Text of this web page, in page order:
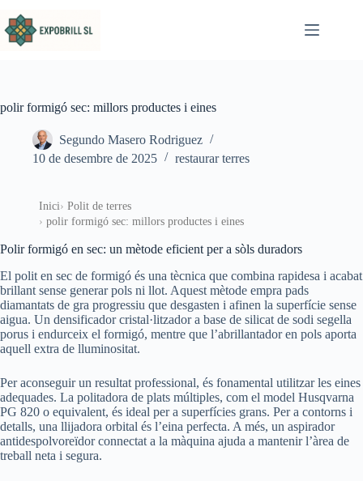
polir formigó sec: millors productes i eines
Segundo Masero Rodriguez
10 de desembre de 2025
restaurar terres
Inici
Polit de terres
polir formigó sec: millors productes i eines
Polir formigó en sec: un mètode eficient per a sòls duradors
El polit en sec de formigó és una tècnica que combina rapidesa i acabat
brillant sense generar pols ni llot. Aquest mètode empra pads
diamantats de gra progressiu que desgasten i afinen la superfície sense
aigua. Un densificador cristal·litzador a base de silicat de sodi segella
porus i endurceix el formigó, mentre que l’abrillantador en pols aporta
aquell extra de lluminositat.
Per aconseguir un resultat professional, és fonamental utilitzar les eines
adequades. La politadora de plats múltiples, com el model Husqvarna
PG 820 o equivalent, és ideal per a superfícies grans. Per a contorns i
detalls, una llijadora orbital és l’eina perfecta. A més, un aspirador
antidespolvoreïdor connectat a la màquina ajuda a mantenir l’àrea de
treball neta i segura.